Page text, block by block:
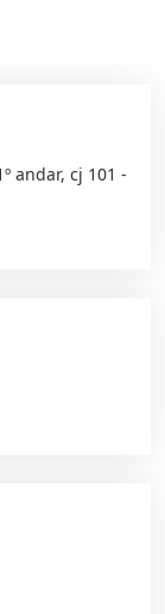
andar, cj 101 -